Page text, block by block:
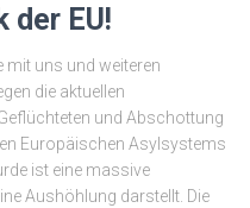
EU!
mit uns und weiteren
die aktuellen
und Abschottung
Europäischen Asylsystems
ist eine massive
Aushöhlung darstellt. Die